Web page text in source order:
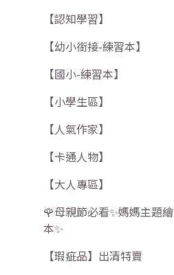
【認知學習】
【幼小銜接-練習本】
【國小-練習本】
【小學生區】
【人氣作家】
【卡通人物】
【大人專區】
🌹母親節必看✨媽媽主題繪
本✨
【瑕疵品】出清特賣